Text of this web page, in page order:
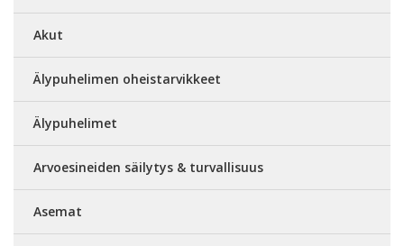
Akut
Älypuhelimen oheistarvikkeet
Älypuhelimet
Arvoesineiden säilytys & turvallisuus
Asemat